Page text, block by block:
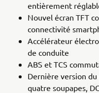
entièrement
Nouvel écran TFT
connectivité
Accélérateur
de conduite
ABS et TCS
Dernière version
quatre soupapes,